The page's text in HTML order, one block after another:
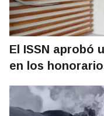
El ISSN aprobó
en los